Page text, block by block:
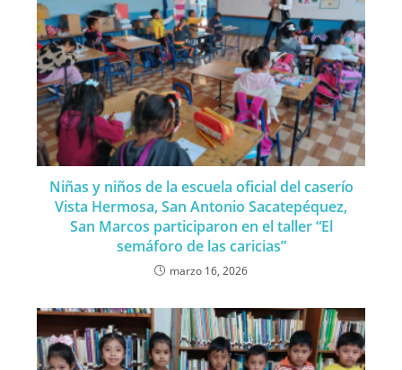
Niñas y niños de la escuela oficial del caserío
Vista Hermosa, San Antonio Sacatepéquez,
San Marcos participaron en el taller “El
semáforo de las caricias”
marzo 16, 2026